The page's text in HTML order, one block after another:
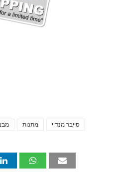
מתנות
סייבר מנדיי